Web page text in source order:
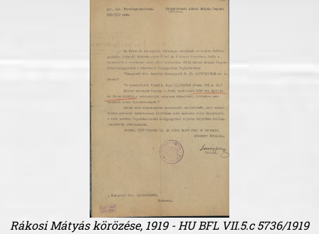
Rákosi Mátyás körözése, 1919 - HU BFL VII.5.c 5736/1919